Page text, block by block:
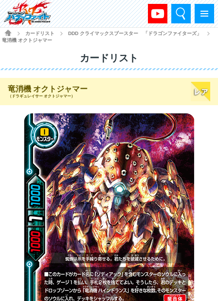
メニュー
検索
HOME
カードリスト DDD クライマックスブースター 「ドラゴンファイターズ」
竜消機 オクトジャマー
カードリスト
竜消機 オクトジャマー
（ドラギュレイサー オクトジャマー）